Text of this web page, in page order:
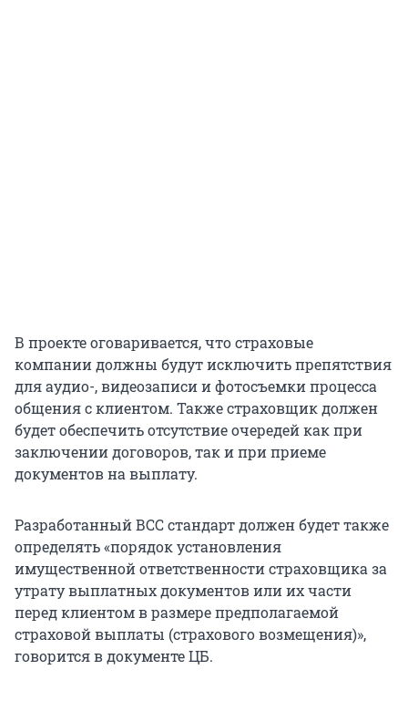
В проекте оговаривается, что страховые
компании должны будут исключить препятствия
для аудио-, видеозаписи и фотосъемки процесса
общения с клиентом. Также страховщик должен
будет обеспечить отсутствие очередей как при
заключении договоров, так и при приеме
документов на выплату.
Разработанный ВСС стандарт должен будет также
определять «порядок установления
имущественной ответственности страховщика за
утрату выплатных документов или их части
перед клиентом в размере предполагаемой
страховой выплаты (страхового возмещения)»,
говорится в документе ЦБ.